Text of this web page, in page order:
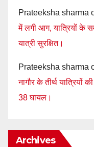
Prateeksha sharma
में लगी आग, यात्रियों के
यात्री सुरक्षित।
Prateeksha sharma
नागौर के तीर्थ यात्रियों
38 घायल।
Archives